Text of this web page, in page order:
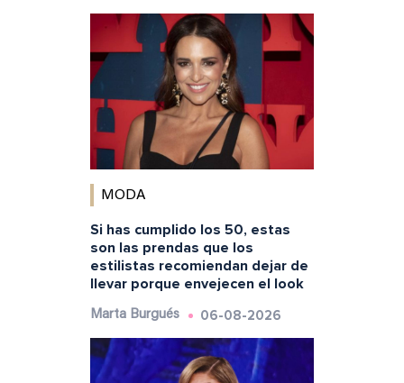
MODA
Si has cumplido los 50, estas
son las prendas que los
estilistas recomiendan dejar de
llevar porque envejecen el look
Marta Burgués 06-08-2026